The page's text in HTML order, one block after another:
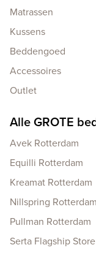
Matrassen
Kussens
Beddengoed
Accessoires
Outlet
Alle GROTE
Avek Rotterdam
Equilli Rotterdam
Kreamat Rotterdam
Nillspring Rotterdam
Pullman Rotterdam
Serta Flagship